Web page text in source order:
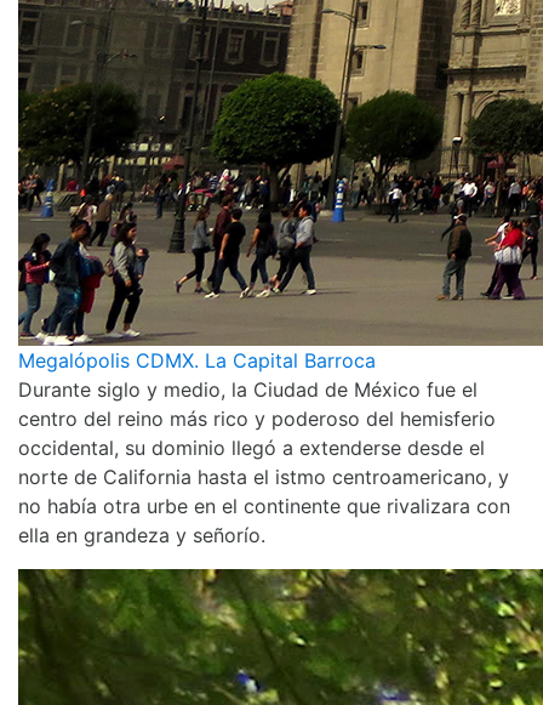
Megalópolis CDMX. La Capital Barroca
Durante siglo y medio, la Ciudad de México fue el
centro del reino más rico y poderoso del hemisferio
occidental, su dominio llegó a extenderse desde el
norte de California hasta el istmo centroamericano, y
no había otra urbe en el continente que rivalizara con
ella en grandeza y señorío.